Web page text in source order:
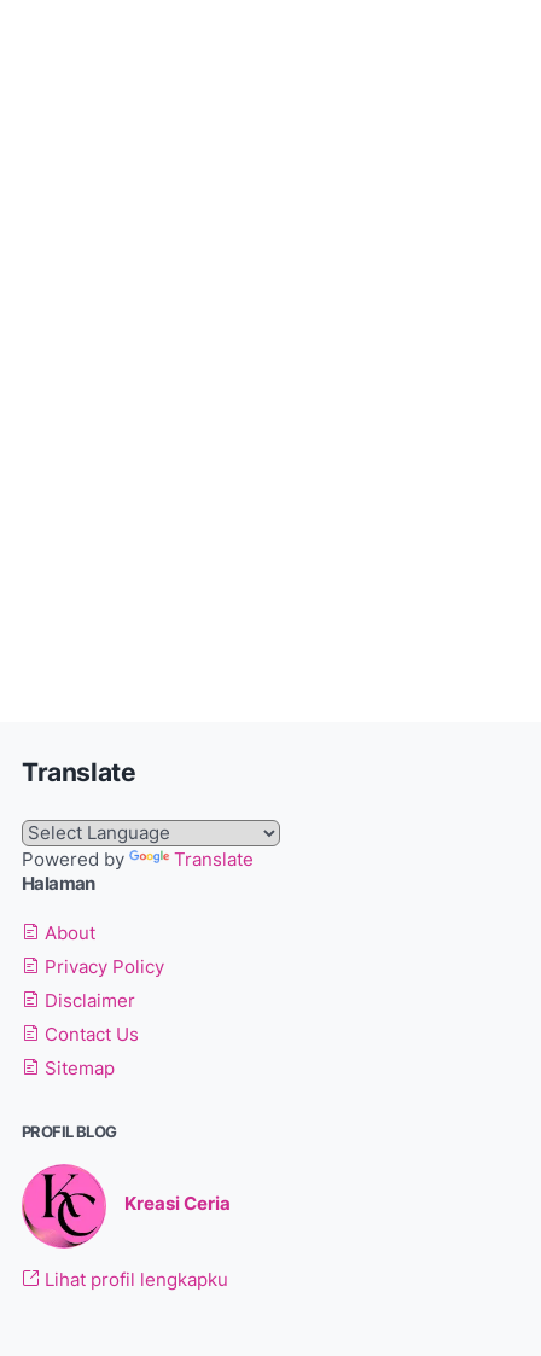
Translate
Powered by
Translate
Halaman
About
Privacy Policy
Disclaimer
Contact Us
Sitemap
PROFIL BLOG
Kreasi Ceria
Lihat profil lengkapku